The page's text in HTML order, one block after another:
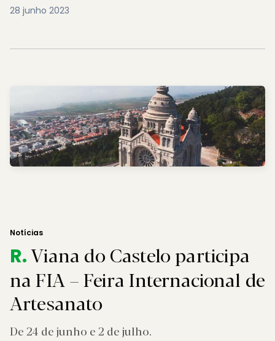
28 junho 2023
Notícias
R.Viana do Castelo participa
na FIA – Feira Internacional de
Artesanato
De 24 de junho e 2 de julho.